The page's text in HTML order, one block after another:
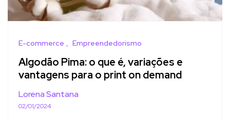
E-commerce Empreendedorismo
Algodão Pima: o que é, variações e
vantagens para o print on demand
Lorena Santana
02/01/2024